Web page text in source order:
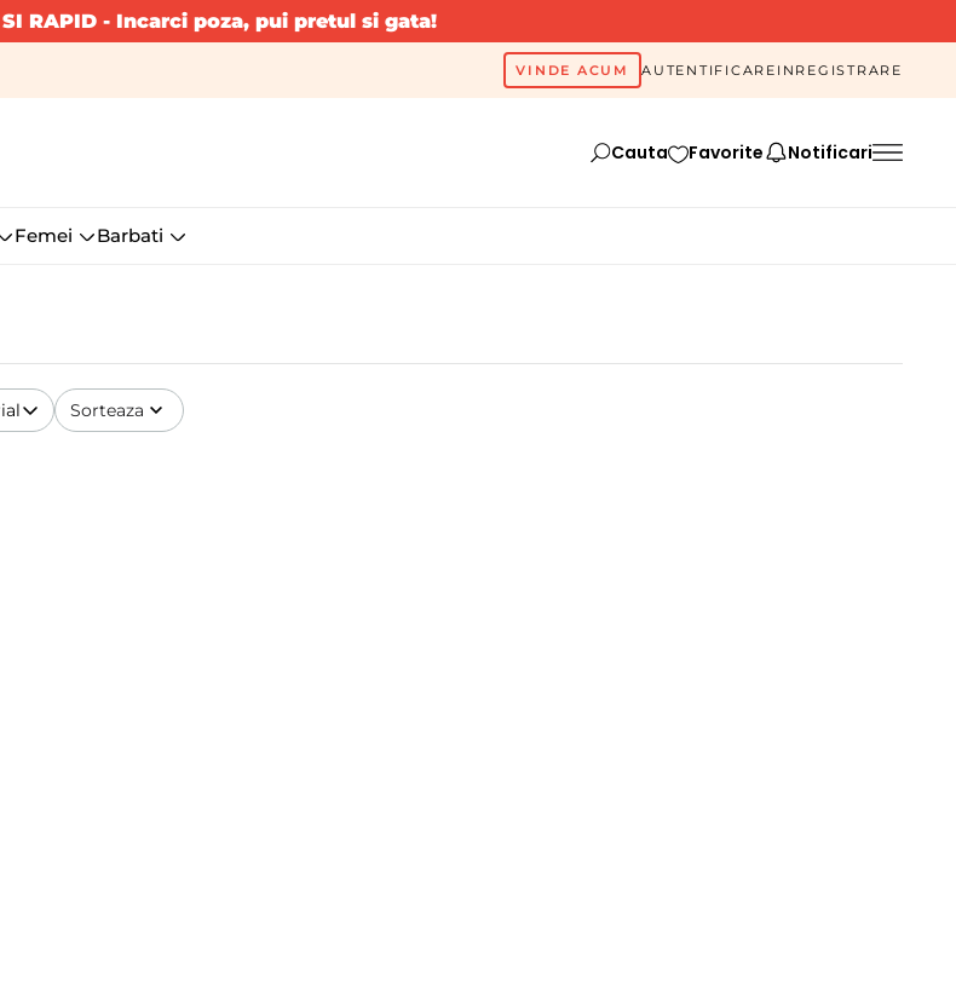
RAPID- Incarci poza, pui pretul si gata!
VINDE ACUM AUTENTIFICARE INREGISTRARE
Cauta Favorite Notificari
Femei Barbati
Sorteaza